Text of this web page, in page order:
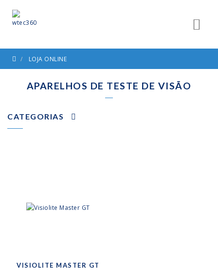
LOJA ONLINE
APARELHOS DE TESTE DE VISÃO
CATEGORIAS
VISIOLITE MASTER GT